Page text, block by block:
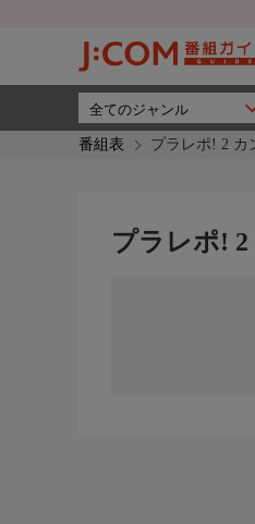
番組表 プラレポ! 2 カ
プラレポ!